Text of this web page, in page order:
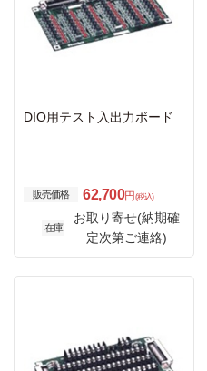
DIO用テスト入出力ボード
販売価格 62,700円 (税込)
在庫
お取り寄せ(納期確
定次第ご連絡)